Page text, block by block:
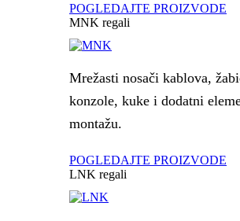
POGLEDAJTE PROIZVODE
MNK regali
Mrežasti nosači kablova,
konzole, kuke i dodatni
montažu.
POGLEDAJTE PROIZVODE
LNK regali